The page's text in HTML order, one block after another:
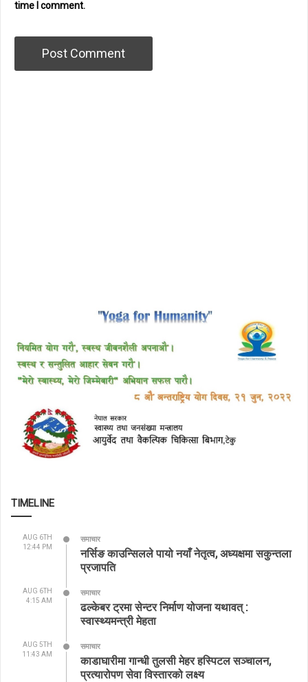
time I comment.
TIMELINE
AUG 6TH
12:44 PM
समाचार
नर्सिङ काउन्सिलले पायो नयाँ नेतृत्व, अध्यक्षमा सकुन्तला
प्रजापति
AUG 6TH
4:15 AM
समाचार
ढल्केबर ट्रमा सेन्टर निर्माण योजना यथावत् :
स्वास्थ्यमन्त्री मेहता
AUG 5TH
11:43 AM
समाचार
काडाघारीमा गान्धी तुलसी मेहर हस्पिटल सञ्चालन,
प्रत्यारोपण सेवा विस्तारको लक्ष्य